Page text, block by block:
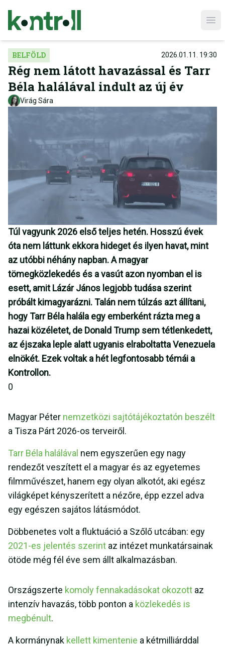
BELFÖLD 2026.01.11. 19:30
Rég nem látott havazással és Tarr
Béla halálával indult az új év
Virág Sára
Túl vagyunk 2026 első teljes hetén. Hosszú évek
óta nem láttunk ekkora hideget és ilyen havat, mint
az utóbbi néhány napban. A magyar
tömegközlekedés és a vasút azon nyomban el is
esett, amit Lázár János legjobb tudása szerint
próbált kimagyarázni. Talán nem túlzás azt állítani,
hogy Tarr Béla halála egy emberként rázta meg a
hazai közéletet, de Donald Trump sem tétlenkedett,
az éjszaka leple alatt ugyanis elraboltatta Venezuela
elnökét. Ezek voltak a hét legfontosabb témái a
Kontrollon.
0
Magyar Péter nemzetközi sajtótájékoztatón beszélt
a Tisza Párt 2026-os terveiről.
Tarr Béla halálával nem egyszerűen egy nagy
rendezőt veszített el a magyar és az egyetemes
filmművészet, hanem egy olyan alkotót, aki egész
világképet kényszerített a nézőre, épp ezzel adva
egy egészen sajátos látásmódot.
Döbbenetes volt a fluktuáció a Szőlő utcában: egy
2021-es jelentés szerint az intézet munkatársainak
ötöde még fél éve sem állt alkalmazásban.
Országszerte komoly fennakadásokat okozott az
intenzív havazás, több ponton a közlekedés is
megbénult.
A kormánynak kellett kimentenie a kétmilliárddal